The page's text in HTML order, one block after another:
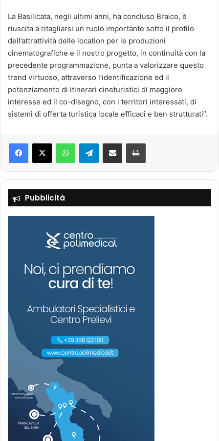
La Basilicata, negli ultimi anni, ha concluso Braico, è
riuscita a ritagliarsi un ruolo importante sotto il profilo
dell’attrattività delle location per le produzioni
cinematografiche e il nostro progetto, in continuità con la
precedente programmazione, punta a valorizzare questo
trend virtuoso, attraverso l’identificazione ed il
potenziamento di itinerari cineturistici di maggiore
interesse ed il co-disegno, con i territori interessati, di
sistemi di offerta turistica locale efficaci e ben strutturati”.
Telegram
Pubblicità